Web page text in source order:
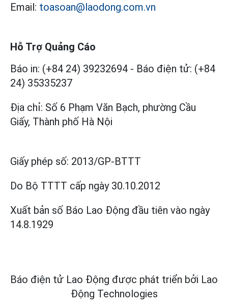
Email: toasoan@laodong.com.vn
Hỗ Trợ Quảng Cáo
Báo in: (+84 24) 39232694 - Báo điện tử: (+84
24) 35335237
Địa chỉ: Số 6 Phạm Văn Bạch, phường Cầu
Giấy, Thành phố Hà Nội
Giấy phép số: 2013/GP-BTTT
Do Bộ TTTT cấp ngày 30.10.2012
Xuất bản số Báo Lao Động đầu tiên vào ngày
14.8.1929
Báo điện tử Lao Động được phát triển bởi Lao
Động Technologies